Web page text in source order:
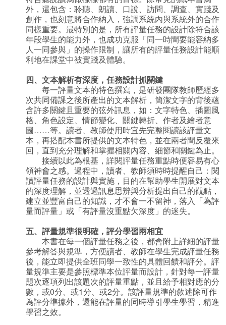
外，還包含：聆聽、朗讀、口說、訪問、調查、實踐及
創作，也刻意將合作納入，強調系統內與系統外的合作
同樣重要。最特別的是，所有評量任務的設計除符合該
年段學生的能力外，也成功克服「同一時間要能容納多
人一同參與」的操作限制，讓所有的評量任務設計能順
利地在課堂中被實踐及體驗。
四、文本解析有深度，任務設計抓關鍵
每一評量文本的特色撰寫，是研發團隊教師歷經多
次共同備課之後所產出的文本解析，簡潔文字的背後蘊
含許多關鍵且重要的弦外訊息，如：文字特色、插圖風
格、角色設定、情節變化、關鍵轉折、作者及繪者意
圖……等。讀者、教師使用時宜先完整閱讀該評量文
本，再搭配本書所提供的文本特色，並在兩者間反覆來
回，直到充分理解和掌握相關內容、細節和關鍵為止。
接續以此為根基，詳閱評量任務重點時便容易有心
領神會之感。過程中，讀者、教師須時時提醒自己：閱
讀評量任務的設計與實施，目的在幫助學生開展對文本
的深度理解，並透過訊息思辨與分析提出自己的觀點，
建立並豐富自己的知識，才不會一不留神，落入「為評
量而評量」或「有評量沒重點欠深度」的迷失。
五、評量規準很明確，評分學習兩相宜
本書在每一個評量任務之後，都會附上詳細的評量
參考解答與規準，方便讀者、教師在學生完成評量任務
後，能立即提供全班同學一致性的具體回饋和評分。評
量規準主要是參照標準本位評量而設計，針對每一評量
題次逐項列出該題次的評量重點，並且給予相對應的分
數，或0分、或1分、或2分。該評量規準的敘述除可作
為評分準據外，還能在評量的同時導引學生學習，精進
學習之效。